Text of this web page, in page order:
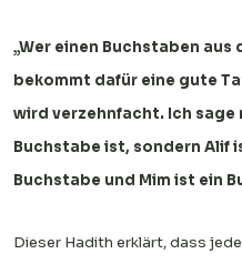
„Wer einen Buchstaben aus
bekommt dafür eine gute
wird verzehnfacht. Ich sage
Buchstabe ist, sondern Alif
Buchstabe und Mim ist ein
Dieser Hadith erklärt, dass